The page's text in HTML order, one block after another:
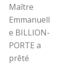
Maître
Emmanuell
e BILLION-
PORTE a
prêté